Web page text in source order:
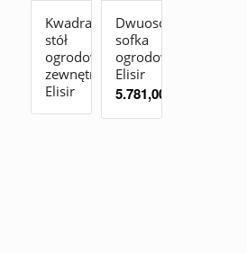
Kwadratowy
stół
ogrodowy
zewnętrzny
Elisir
Dwuosobowa
sofka
ogrodowa
Elisir
5.781,00